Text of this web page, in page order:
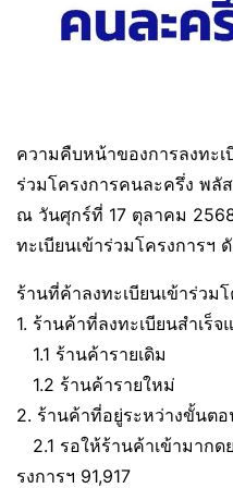
ความคืบหน้าของการลงทะ
ร่วมโครงการคนละครึ่ง พลั
ณ วันศุกร์ที่ 17 ตุลาคม
ทะเบียนเข้าร่วมโครงการฯ
ร้านที่ค้าลงทะเบียนเข้า
1. ร้านค้าที่ลงทะเบียน
1.1 ร้านค้ารายเ
1.2 ร้านค้ารายใ
2. ร้านค้าที่อยู่ระหว่าง
2.1 รอให้ร้านค้าเข้ามาก
รงการฯ 91,917